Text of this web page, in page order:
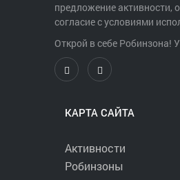
предложение активности,
согласие с условиями
Открой в себе Робинзона!
КАРТА САЙТА
Активности
Робинзоны